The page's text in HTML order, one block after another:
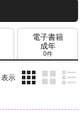
電子書籍
成年
0件
表示
ム
ム
ム